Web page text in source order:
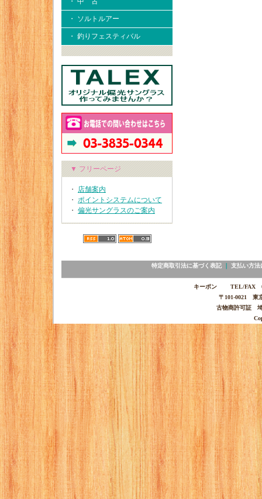
・ ソルトルアー
・ 釣りフェスティバル
▼ フリーページ
・ 店舗案内
・ ポイントシステムについて
・ 偏光サングラスのご案内
特定商取引法に基づく表記｜ 支払い方法
キーポン TEL/FAX
〒101-0021 東
古物商許可証